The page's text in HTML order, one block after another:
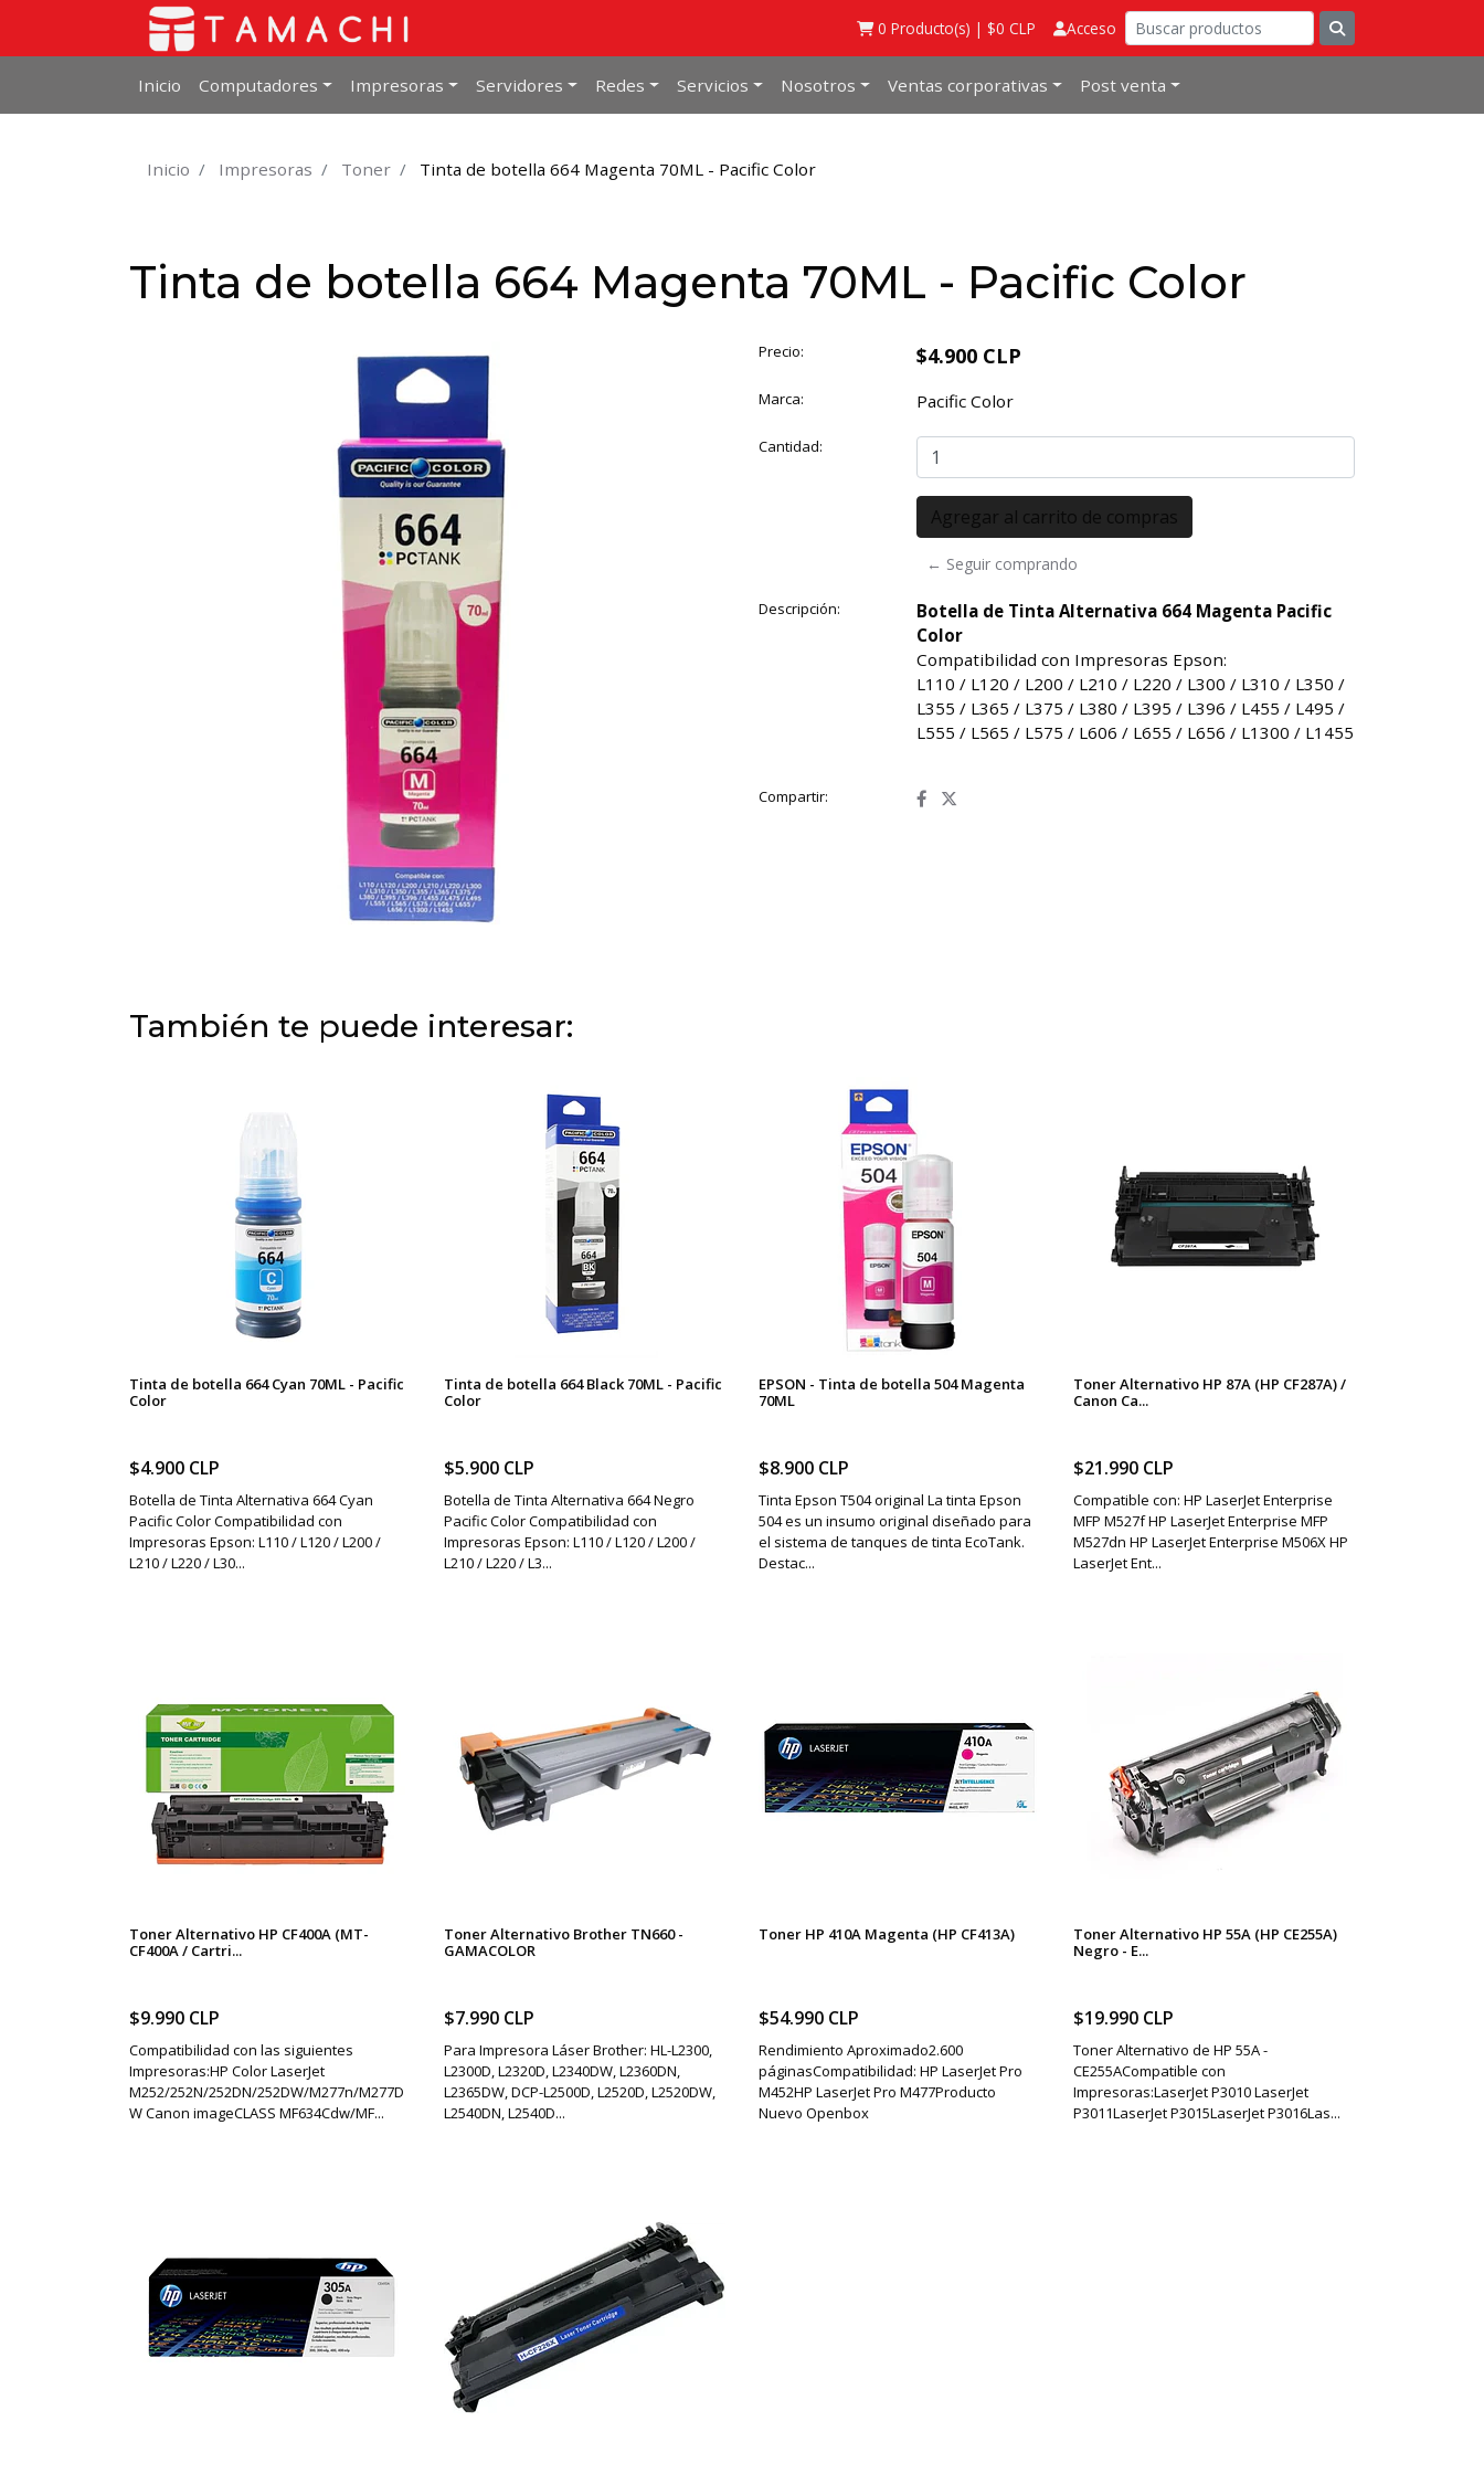
0 Producto(s) | $0 CLP Acceso
Inicio Computadores Impresoras Servidores Redes Servicios Nosotros Ventas corporativas Post venta
Inicio Impresoras Toner Tinta de botella 664 Magenta 70ML - Pacific Color
Tinta de botella 664 Magenta 70ML - Pacific Color
Precio: $4.900 CLP
Marca: Pacific Color
Cantidad:
← Seguir comprando
Descripción:
Botella de Tinta Alternativa 664 Magenta Pacific
Color
Compatibilidad con Impresoras Epson:
L110 / L120 / L200 / L210 / L220 / L300 / L310 / L350 /
L355 / L365 / L375 / L380 / L395 / L396 / L455 / L495 /
L555 / L565 / L575 / L606 / L655 / L656 / L1300 / L1455
Compartir:
También te puede interesar:
Tinta de botella 664 Cyan 70ML - Pacific
Color
$4.900 CLP
Botella de Tinta Alternativa 664 Cyan
Pacific Color Compatibilidad con
Impresoras Epson: L110 / L120 / L200 /
L210 / L220 / L30...
Tinta de botella 664 Black 70ML - Pacific
Color
$5.900 CLP
Botella de Tinta Alternativa 664 Negro
Pacific Color Compatibilidad con
Impresoras Epson: L110 / L120 / L200 /
L210 / L220 / L3...
EPSON - Tinta de botella 504 Magenta
70ML
$8.900 CLP
Tinta Epson T504 original La tinta Epson
504 es un insumo original diseñado para
el sistema de tanques de tinta EcoTank.
Destac...
Toner Alternativo HP 87A (HP CF287A) /
Canon Ca...
$21.990 CLP
Compatible con: HP LaserJet Enterprise
MFP M527f HP LaserJet Enterprise MFP
M527dn HP LaserJet Enterprise M506X HP
LaserJet Ent...
Toner Alternativo HP CF400A (MT-
CF400A / Cartri...
$9.990 CLP
Compatibilidad con las siguientes
Impresoras:HP Color LaserJet
M252/252N/252DN/252DW/M277n/M277D
W Canon imageCLASS MF634Cdw/MF...
Toner Alternativo Brother TN660 -
GAMACOLOR
$7.990 CLP
Para Impresora Láser Brother: HL-L2300,
L2300D, L2320D, L2340DW, L2360DN,
L2365DW, DCP-L2500D, L2520D, L2520DW,
L2540DN, L2540D...
Toner HP 410A Magenta (HP CF413A)
$54.990 CLP
Rendimiento Aproximado2.600
páginasCompatibilidad: HP LaserJet Pro
M452HP LaserJet Pro M477Producto
Nuevo Openbox
Toner Alternativo HP 55A (HP CE255A)
Negro - E...
$19.990 CLP
Toner Alternativo de HP 55A -
CE255ACompatible con
Impresoras:LaserJet P3010 LaserJet
P3011LaserJet P3015LaserJet P3016Las...